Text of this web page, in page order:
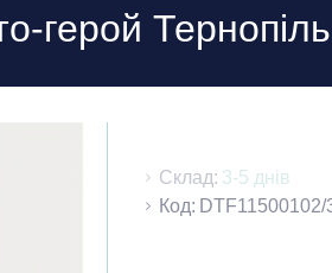
герой
Склад: 3-5 днів
Код: